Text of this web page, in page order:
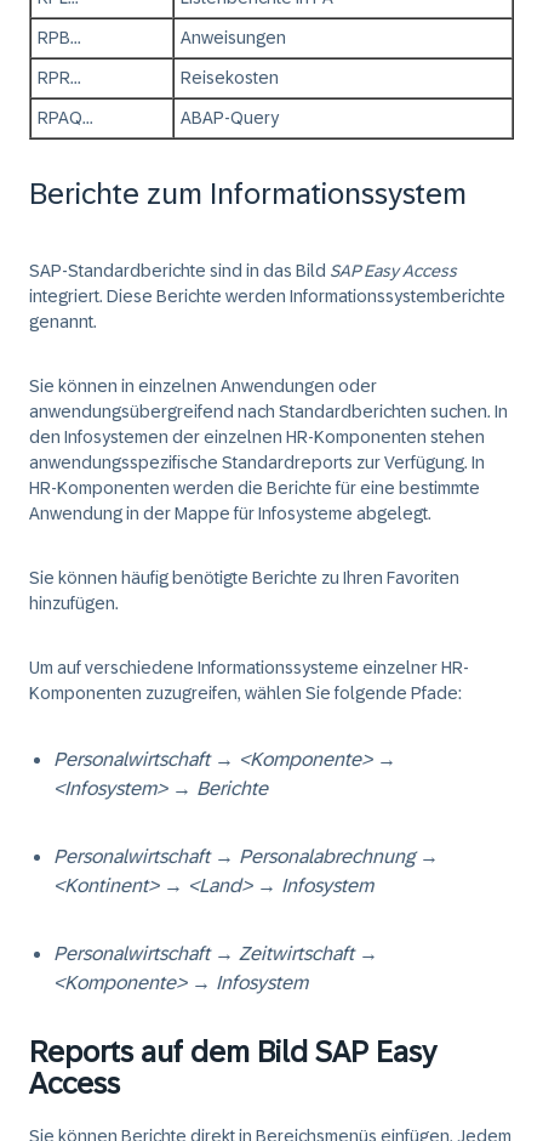
RPB... Anweisungen
RPR... Reisekosten
RPAQ... ABAP-Query
Berichte zum Informationssystem
SAP-Standardberichte sind in das Bild SAP Easy Access
integriert. Diese Berichte werden Informationssystemberichte
genannt.
Sie können in einzelnen Anwendungen oder
anwendungsübergreifend nach Standardberichten suchen. In
den Infosystemen der einzelnen HR-Komponenten stehen
anwendungsspezifische Standardreports zur Verfügung. In
HR-Komponenten werden die Berichte für eine bestimmte
Anwendung in der Mappe für Infosysteme abgelegt.
Sie können häufig benötigte Berichte zu Ihren Favoriten
hinzufügen.
Um auf verschiedene Informationssysteme einzelner HR-
Komponenten zuzugreifen, wählen Sie folgende Pfade:
Personalwirtschaft→ <Komponente>→
<Infosystem>→ Berichte
Personalwirtschaft→ Personalabrechnung→
<Kontinent>→ <Land>→ Infosystem
Personalwirtschaft→ Zeitwirtschaft→
<Komponente>→ Infosystem
Reports auf dem Bild SAP Easy
Access
Sie können Berichte direkt in Bereichsmenüs einfügen. Jedem